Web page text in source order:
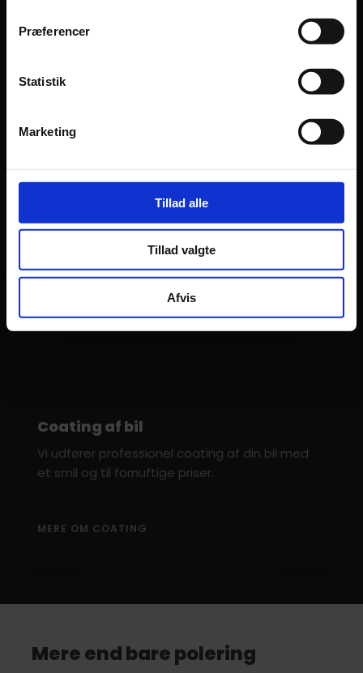
Præferencer
Statistik
Marketing
Tillad alle
Tillad valgte
Afvis
Solfilm til bil
Vi kan tilbyde rudetoning på bilens ruder og har
et bredt sortiment af solfilm.
Coating af bil
​​Vi udfører professionel coating af din bil med
et smil og til fornuftige priser.​
MERE OM COATING​
Mere end bare polering